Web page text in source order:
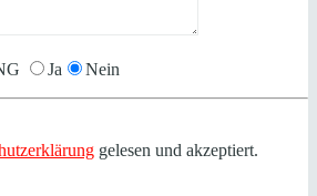
Ja Nein
gelesen und akzeptiert.